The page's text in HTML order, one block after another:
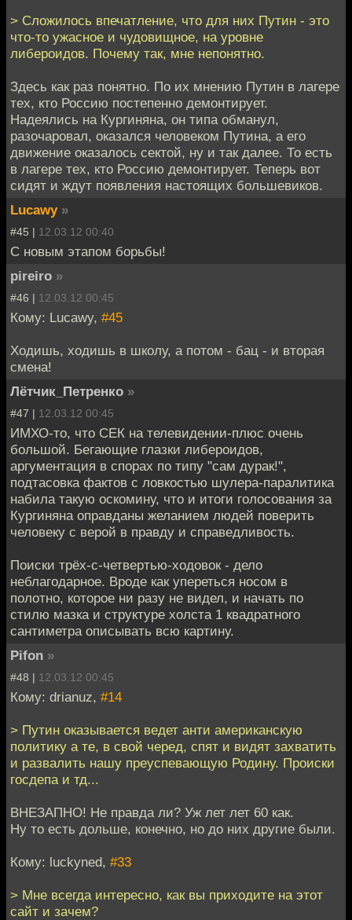
> Сложилось впечатление, что для них Путин - это
что-то ужасное и чудовищное, на уровне
либероидов. Почему так, мне непонятно.
Здесь как раз понятно. По их мнению Путин в лагере
тех, кто Россию постепенно демонтирует.
Надеялись на Кургиняна, он типа обманул,
разочаровал, оказался человеком Путина, а его
движение оказалось сектой, ну и так далее. То есть
в лагере тех, кто Россию демонтирует. Теперь вот
сидят и ждут появления настоящих большевиков.
Lucawy »
#45 | 12.03.12 00:40
С новым этапом борьбы!
pireiro »
#46 | 12.03.12 00:45
Кому: Lucawy, #45
Ходишь, ходишь в школу, а потом - бац - и вторая
смена!
Лётчик_Петренко »
#47 | 12.03.12 00:45
ИМХО-то, что СЕК на телевидении-плюс очень
большой. Бегающие глазки либероидов,
аргументация в спорах по типу "сам дурак!",
подтасовка фактов с ловкостью шулера-паралитика
набила такую оскомину, что и итоги голосования за
Кургиняна оправданы желанием людей поверить
человеку с верой в правду и справедливость.
Поиски трёх-с-четвертью-ходовок - дело
неблагодарное. Вроде как упереться носом в
полотно, которое ни разу не видел, и начать по
стилю мазка и структуре холста 1 квадратного
сантиметра описывать всю картину.
Pifon »
#48 | 12.03.12 00:45
Кому: drianuz, #14
> Путин оказывается ведет анти американскую
политику а те, в свой черед, спят и видят захватить
и развалить нашу преуспевающую Родину. Происки
госдепа и тд...
ВНЕЗАПНО! Не правда ли? Уж лет лет 60 как.
Ну то есть дольше, конечно, но до них другие были.
Кому: luckyned, #33
> Мне всегда интересно, как вы приходите на этот
сайт и зачем?